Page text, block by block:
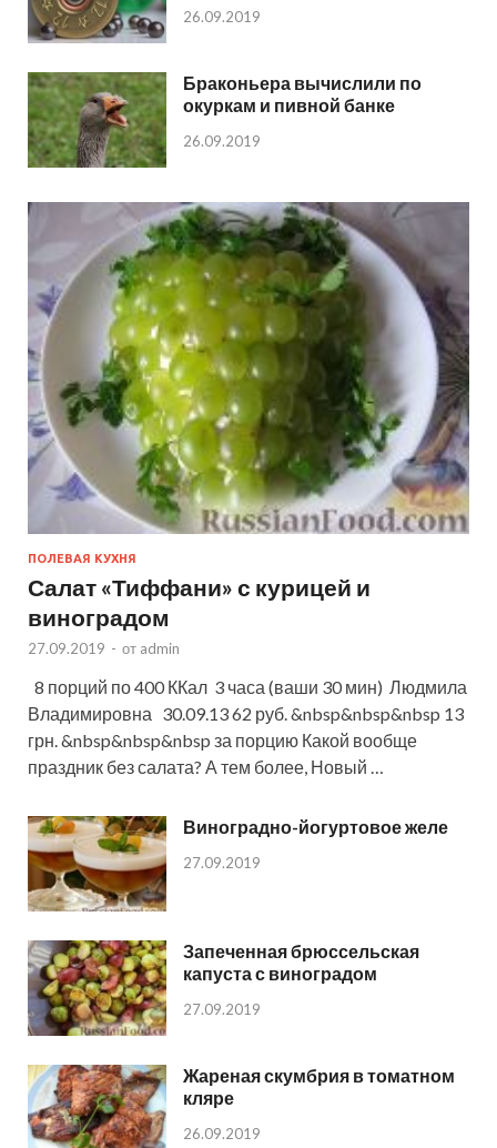
26.09.2019
Браконьера вычислили по
окуркам и пивной банке
26.09.2019
ПОЛЕВАЯ КУХНЯ
Салат «Тиффани» с курицей и
виноградом
27.09.2019 - от admin
8 порций по 400 ККал 3 часа (ваши 30 мин) Людмила
Владимировна 30.09.13 62 руб. &nbsp&nbsp&nbsp 13
грн. &nbsp&nbsp&nbsp за порцию Какой вообще
праздник без салата? А тем более, Новый …
Виноградно-йогуртовое желе
27.09.2019
Запеченная брюссельская
капуста с виноградом
27.09.2019
Жареная скумбрия в томатном
кляре
26.09.2019